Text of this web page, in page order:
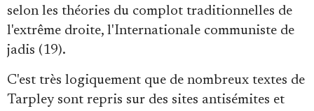
selon les théories du complot traditionnelles de
l'extrême droite, l'Internationale communiste de
jadis (19).
C'est très logiquement que de nombreux textes de
Tarpley sont repris sur des sites antisémites et